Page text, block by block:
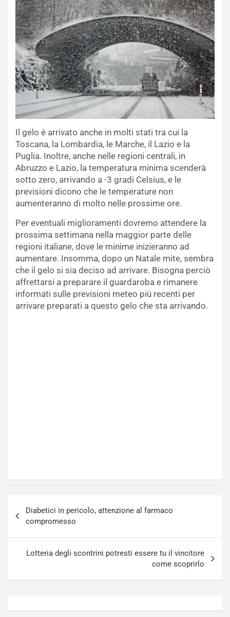
Il gelo è arrivato anche in molti stati tra cui la
Toscana, la Lombardia, le Marche, il Lazio e la
Puglia. Inoltre, anche nelle regioni centrali, in
Abruzzo e Lazio, la temperatura minima scenderà
sotto zero, arrivando a -3 gradi Celsius, e le
previsioni dicono che le temperature non
aumenteranno di molto nelle prossime ore.
Per eventuali miglioramenti dovremo attendere la
prossima settimana nella maggior parte delle
regioni italiane, dove le minime inizieranno ad
aumentare. Insomma, dopo un Natale mite, sembra
che il gelo si sia deciso ad arrivare. Bisogna perciò
affrettarsi a preparare il guardaroba e rimanere
informati sulle previsioni meteo più recenti per
arrivare preparati a questo gelo che sta arrivando.
articoli
Diabetici in pericolo, attenzione al farmaco
compromesso
Lotteria degli scontrini potresti essere tu il vincitore
come scoprirlo